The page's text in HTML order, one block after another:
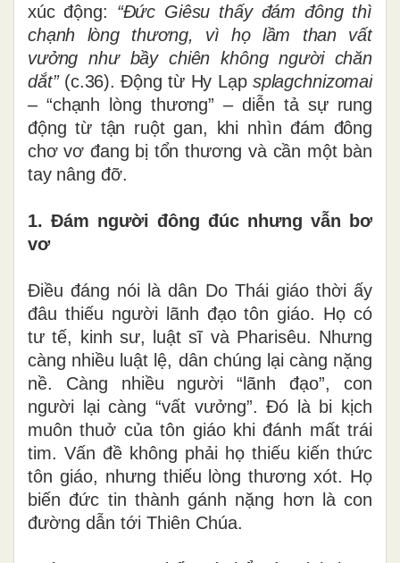
xúc động: “Đức Giêsu thấy đám đông thì
chạnh lòng thương, vì họ lầm than vất
vưởng như bầy chiên không người chăn
dắt” (c.36). Động từ Hy Lạp splagchnizomai
– “chạnh lòng thương” – diễn tả sự rung
động từ tận ruột gan, khi nhìn đám đông
chơ vơ đang bị tổn thương và cần một bàn
tay nâng đỡ.
1. Đám người đông đúc nhưng vẫn bơ
vơ
Điều đáng nói là dân Do Thái giáo thời ấy
đâu thiếu người lãnh đạo tôn giáo. Họ có
tư tế, kinh sư, luật sĩ và Pharisêu. Nhưng
càng nhiều luật lệ, dân chúng lại càng nặng
nề. Càng nhiều người “lãnh đạo”, con
người lại càng “vất vưởng”. Đó là bi kịch
muôn thuở của tôn giáo khi đánh mất trái
tim. Vấn đề không phải họ thiếu kiến thức
tôn giáo, nhưng thiếu lòng thương xót. Họ
biến đức tin thành gánh nặng hơn là con
đường dẫn tới Thiên Chúa.